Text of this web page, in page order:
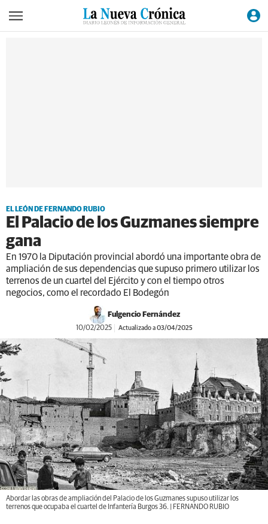
EL LEÓN DE FERNANDO RUBIO
El Palacio de los Guzmanes siempre
gana
En 1970 la Diputación provincial abordó una importante obra de
ampliación de sus dependencias que supuso primero utilizar los
terrenos de un cuartel del Ejército y con el tiempo otros
negocios, como el recordado El Bodegón
Fulgencio Fernández
10/02/2025 Actualizado a 03/04/2025
Abordar las obras de ampliación del Palacio de los Guzmanes supuso utilizar los
terrenos que ocupaba el cuartel de Infantería Burgos 36. | FERNANDO RUBIO